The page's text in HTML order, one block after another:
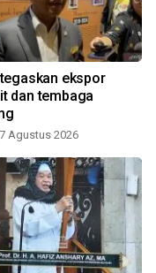
ekspor
dan tembaga
Agustus 2026